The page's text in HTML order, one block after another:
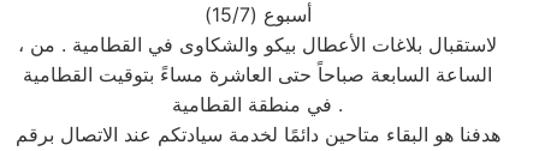
أسبوع (15/7)
، لاستقبال بلاغات الأعطال بيكو والشكاوى في القطامية . من
الساعة السابعة صباحاً حتى العاشرة مساءً بتوقيت القطامية
في منطقة القطامية .
هدفنا هو البقاء متاحين دائمًا لخدمة سيادتكم عند الاتصال برقم